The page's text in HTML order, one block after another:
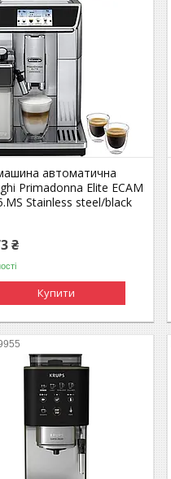
автоматична
Primadonna Elite ECAM
Stainless steel/black
₴
Купити